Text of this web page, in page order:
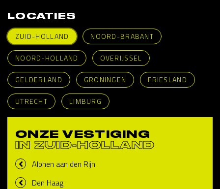
LOCATIES
ZUID-HOLLAND
NOORD-BRABANT
NOORD-HOLLAND OVERIJSSEL
GELDERLAND GRONINGEN FRIESLAND
UTRECHT LIMBURG
ONZE VESTIGING
IN ZUID-HOLLAND
Alphen aan den Rijn
Den Haag